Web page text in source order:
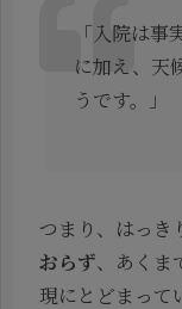
「入院は
に加え、天
うです。」
つまり、はっき
おらず、あくま
現にとどまって